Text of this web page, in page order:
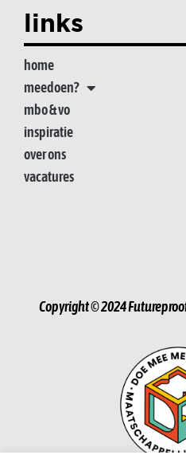
links
home
meedoen?
mbo & vo
inspiratie
over ons
vacatures
Copyright © 2024